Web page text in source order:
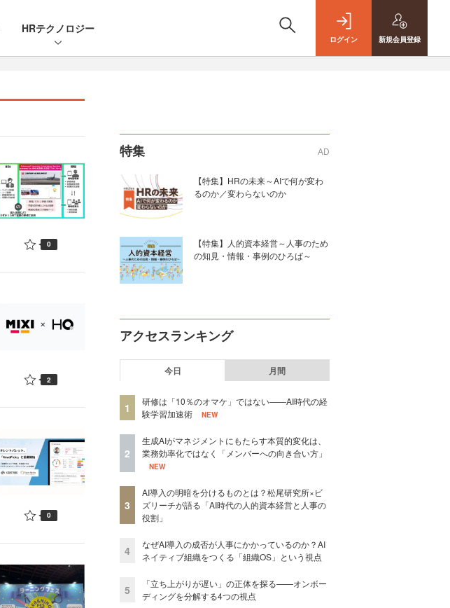
HRテクノロジー
ログイン 新規会員登録
0
2
0
特集 AD
【特集】HRの未来～AIで何が変わ
るのか／変わらないのか
【特集】人的資本経営～人事のため
の知見・情報・事例のひろば～
アクセスランキング
今日 月間
1
研修は「10％のオマケ」ではない——AI時代の経
験学習加速術
NEW
2
生成AIがマネジメントにもたらす本質的変化は、
業務効率化ではなく「メンバーへの向き合い方」
NEW
3
AI導入の明暗を分けるものとは？松尾研究所×ビ
ズリーチが語る「AI時代の人的資本経営と人事の
役割」
4
なぜAI導入の成否が人事にかかっているのか？AI
ネイティブ組織をつくる「組織OS」という視点
5
「立ち上がりが遅い」の正体を探る——オンボー
ディングを分解する4つの視点